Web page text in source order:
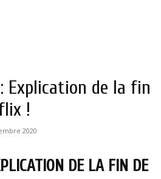
Explication de la fin
!
2020
DE LA FIN DE